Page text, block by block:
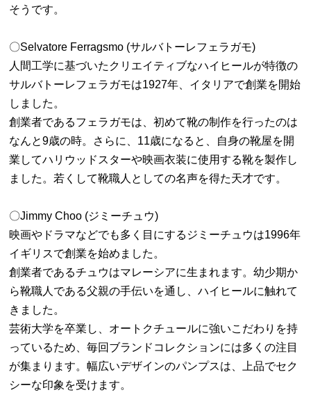
そうです。
〇Selvatore Ferragsmo (サルバトーレフェラガモ)
人間工学に基づいたクリエイティブなハイヒールが特徴の
サルバトーレフェラガモは1927年、イタリアで創業を開始
しました。
創業者であるフェラガモは、初めて靴の制作を行ったのは
なんと9歳の時。さらに、11歳になると、自身の靴屋を開
業してハリウッドスターや映画衣装に使用する靴を製作し
ました。若くして靴職人としての名声を得た天才です。
〇Jimmy Choo (ジミーチュウ)
映画やドラマなどでも多く目にするジミーチュウは1996年
イギリスで創業を始めました。
創業者であるチュウはマレーシアに生まれます。幼少期か
ら靴職人である父親の手伝いを通し、ハイヒールに触れて
きました。
芸術大学を卒業し、オートクチュールに強いこだわりを持
っているため、毎回ブランドコレクションには多くの注目
が集まります。幅広いデザインのパンプスは、上品でセク
シーな印象を受けます。